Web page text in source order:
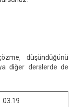
düşündüğünü
diğer derslerde de